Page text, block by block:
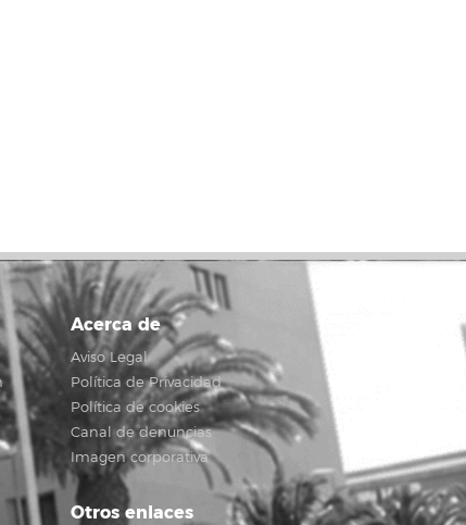
Acerca de
Aviso Legal
Política de Privacidad
Política de cookies
Canal de denuncias
Imagen corporativa
Otros enlaces